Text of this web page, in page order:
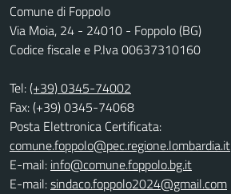
Comune di Foppolo
Via Moia, 24 - 24010 - Foppolo (BG)
Codice fiscale e P.Iva 00637310160
Tel:(+39) 0345-74002
Fax: (+39) 0345-74068
Posta Elettronica Certificata:
comune.foppolo@pec.regione.lombardia.it
E-mail: info@comune.foppolo.bg.it
E-mail:sindaco.foppolo2024@gmail.com